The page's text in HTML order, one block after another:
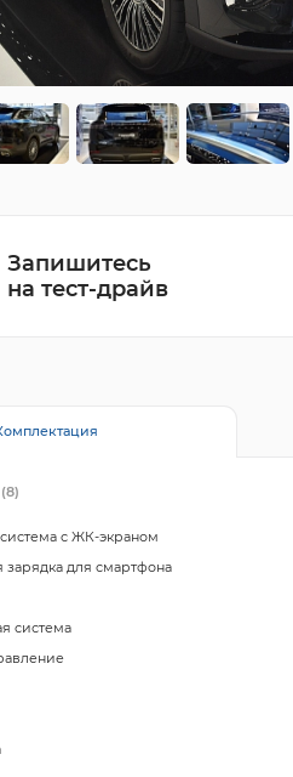
Запишитесь
на тест-драйв
(8)
с ЖК-экраном
зарядка для смартфона
система